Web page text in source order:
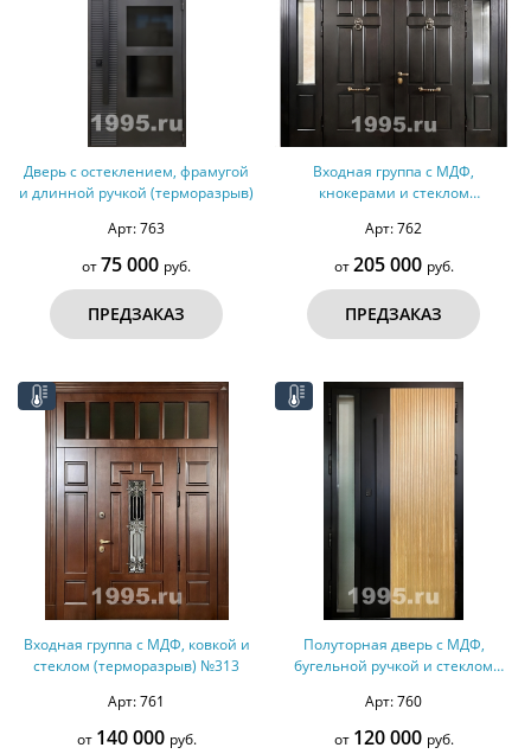
Дверь с остеклением, фрамугой
и длинной ручкой (терморазрыв)
Арт: 763
от75 000 руб.
ПРЕДЗАКАЗ
Входная группа с МДФ,
кнокерами и стеклом
Арт: 762
от205 000 руб.
ПРЕДЗАКАЗ
Входная группа с МДФ, ковкой и
стеклом (терморазрыв) №313
Арт: 761
от 140 000 руб.
Полуторная дверь с МДФ,
бугельной ручкой и стеклом
Арт: 760
от 120 000 руб.